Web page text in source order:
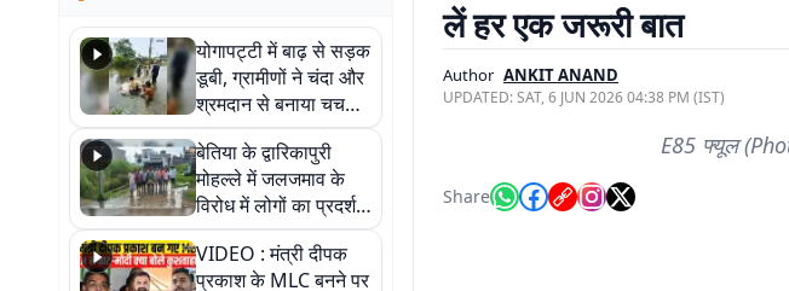
योगापट्टी में बाढ़ से सड़क
डूबी, ग्रामीणों ने चंदा और
श्रमदान से बनाया चचरी
पुल
बेतिया के द्वारिकापुरी
मोहल्ले में जलजमाव के
विरोध में लोगों का प्रदर्शन,
स्थायी समाधान की मांग
VIDEO : मंत्री दीपक
प्रकाश के MLC बनने पर
लें हर एक जरूरी बात
Author ANKIT ANAND
UPDATED:SAT, 6 JUN 2026 04:38 PM (IST)
E85 फ्यूल
Share